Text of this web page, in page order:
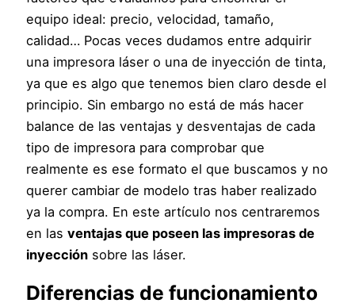
equipo ideal: precio, velocidad, tamaño,
calidad… Pocas veces dudamos entre adquirir
una impresora láser o una de inyección de tinta,
ya que es algo que tenemos bien claro desde el
principio. Sin embargo no está de más hacer
balance de las ventajas y desventajas de cada
tipo de impresora para comprobar que
realmente es ese formato el que buscamos y no
querer cambiar de modelo tras haber realizado
ya la compra. En este artículo nos centraremos
en lasventajas que poseen las impresoras de
inyección sobre las láser.
Diferencias de funcionamiento